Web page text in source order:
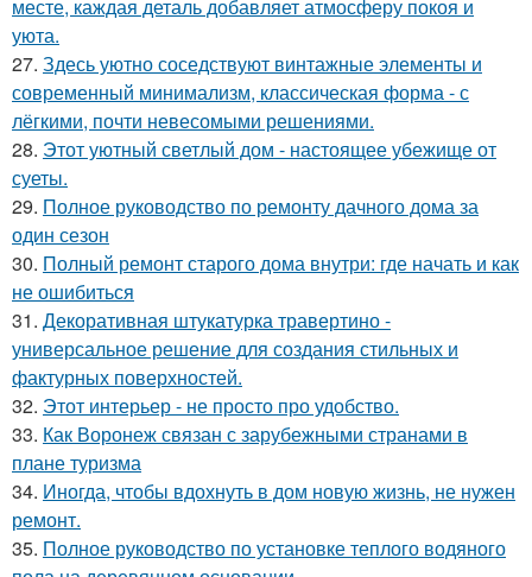
месте, каждая деталь добавляет атмосферу покоя и
уюта.
27. Здесь уютно соседствуют винтажные элементы и
современный минимализм, классическая форма - с
лёгкими, почти невесомыми решениями.
28. Этот уютный светлый дом - настоящее убежище от
суеты.
29. Полное руководство по ремонту дачного дома за
один сезон
30. Полный ремонт старого дома внутри: где начать и как
не ошибиться
31. Декоративная штукатурка травертино -
универсальное решение для создания стильных и
фактурных поверхностей.
32. Этот интерьер - не просто про удобство.
33. Как Воронеж связан с зарубежными странами в
плане туризма
34. Иногда, чтобы вдохнуть в дом новую жизнь, не нужен
ремонт.
35. Полное руководство по установке теплого водяного